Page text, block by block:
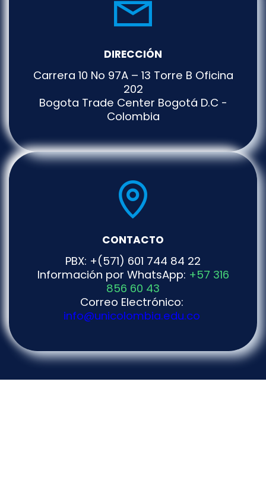
DIRECCIÓN
Carrera 10 No 97A – 13 Torre B Oficina
202
Bogota Trade Center Bogotá D.C -
Colombia
CONTACTO
PBX: +(571) 601 744 84 22
Información por WhatsApp: +57 316
856 60 43
Correo Electrónico:
info@unicolombia.edu.co